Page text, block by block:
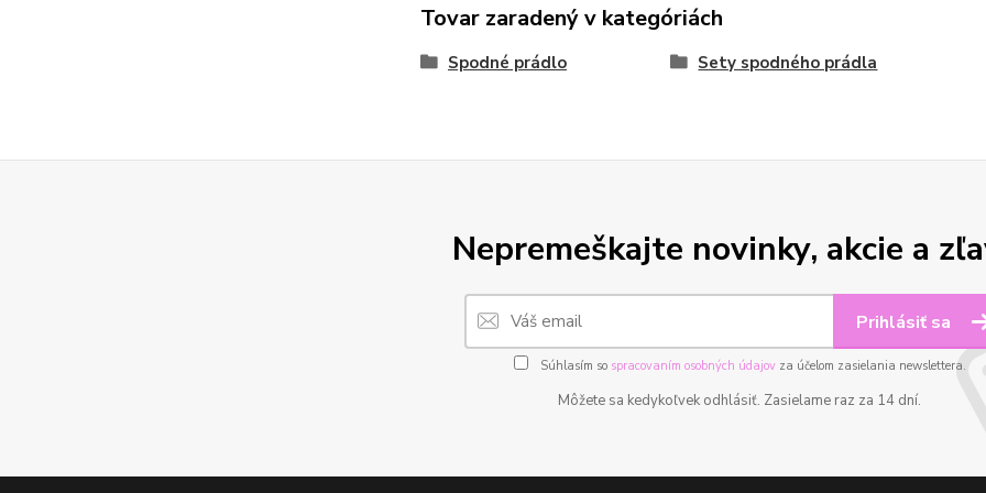
Tovar zaradený v kategóriách
Spodné prádlo Sety spodného prádla
Nepremeškajte novinky, akcie a
Prihlásiť sa
Súhlasím so spracovaním osobných údajovza účelom zasielania newslettera.
Môžete sa kedykoľvek odhlásiť. Zasielame raz za 14 dní.